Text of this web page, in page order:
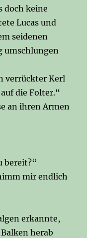
doch keine
Lucas und
seidenen
umschlungen
verrückter Kerl
die Folter.“
an ihren Armen
bereit?“
mir endlich
erkannte,
herab